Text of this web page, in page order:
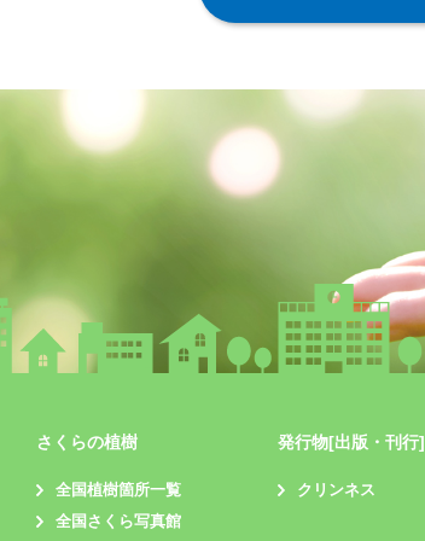
さくらの植樹
全国植樹箇所一覧
全国さくら写真館
発行物[出版・刊行]
クリンネス